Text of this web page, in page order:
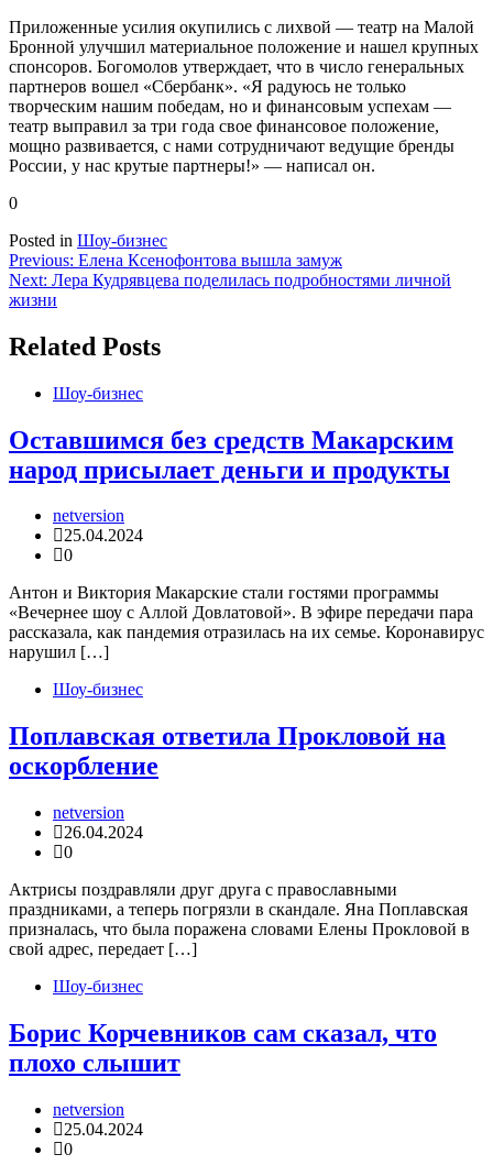
Приложенные усилия окупились с лихвой — театр на Малой
Бронной улучшил материальное положение и нашел крупных
спонсоров. Богомолов утверждает, что в число генеральных
партнеров вошел «Сбербанк». «Я радуюсь не только
творческим нашим победам, но и финансовым успехам —
театр выправил за три года свое финансовое положение,
мощно развивается, с нами сотрудничают ведущие бренды
России, у нас крутые партнеры!» — написал он.
0
Posted in Шоу-бизнес
Навигация
по
Previous: Елена Ксенофонтова вышла замуж
Next: Лера Кудрявцева поделилась подробностями личной
жизни
Related Posts
Шоу-бизнес
Оставшимся без средств Макарским
народ присылает деньги и продукты
netversion
25.04.2024
0
Антон и Виктория Макарские стали гостями программы
«Вечернее шоу с Аллой Довлатовой». В эфире передачи пара
рассказала, как пандемия отразилась на их семье. Коронавирус
нарушил […]
Шоу-бизнес
Поплавская ответила Прокловой на
оскорбление
netversion
26.04.2024
0
Актрисы поздравляли друг друга с православными
праздниками, а теперь погрязли в скандале. Яна Поплавская
призналась, что была поражена словами Елены Прокловой в
свой адрес, передает […]
Шоу-бизнес
Борис Корчевников сам сказал, что
плохо слышит
netversion
25.04.2024
0